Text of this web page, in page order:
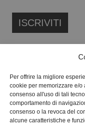
Per offrire la migliore
cookie per memorizzare e/
consenso all'uso di tali
comportamento di
consenso o la revoca del
alcune caratteristiche e
FONDAZIONE